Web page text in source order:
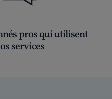
pros qui utilisent
services